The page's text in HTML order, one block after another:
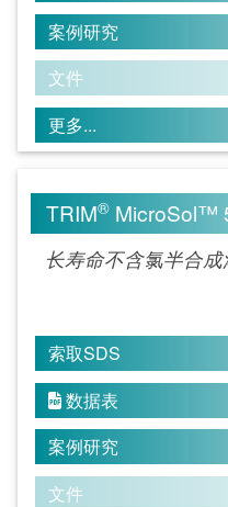
案例研究
文件
更多...
TRIM® MicroSol™
长寿命不含氯半合
索取SDS
 数据表
案例研究
文件